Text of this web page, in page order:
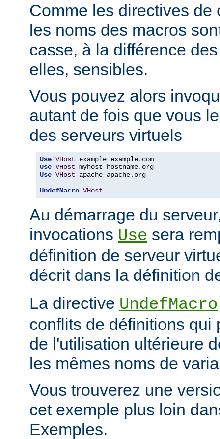
Comme les directives de
les noms des macros
casse, à la différence
elles, sensibles.
Vous pouvez alors
autant de fois que vous
des serveurs virtuels
Use VHost example example.
Use VHost myhost hostname.
Use VHost apache apache. org
UndefMacro VHost
Au démarrage du
invocations Use sera
définition de serveur
décrit dans la définition
La directive UndefMacro
conflits de définitions qui
de l'utilisation ultérieure
les mêmes noms de
Vous trouverez une
cet exemple plus loin
Exemples.